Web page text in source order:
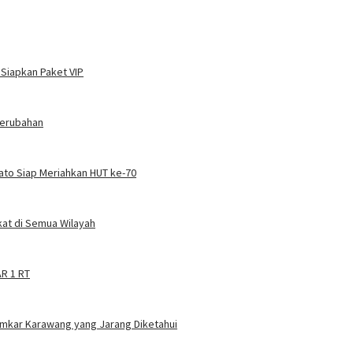
Paket VIP
Siap Meriahkan HUT ke-70
di Semua Wilayah
1 RT
Karawang yang Jarang Diketahui